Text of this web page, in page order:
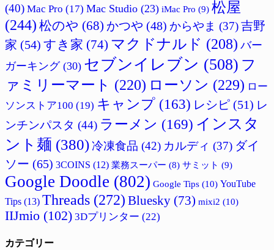
(40) Mac Pro (17) Mac Studio (23) iMac Pro (9) 松屋
(244) 松のや (68) かつや (48) からやま (37)吉野
家 (54) すき家 (74) マクドナルド (208) バー
ガーキング(30) セブンイレブン (508) フ
ァミリーマート (220) ローソン (229) ロー
ソンストア100 (19) キャンプ (163) レシピ (51) レ
ンチンパスタ (44) ラーメン (169) インスタ
ント麺 (380)冷凍食品 (42) カルディ (37) ダイ
ソー (65) 3COINS (12) 業務スーパー (8) サミット (9)
Google Doodle (802) Google Tips (10) YouTube
Tips (13) Threads (272) Bluesky (73) mixi2 (10)
IIJmio (102) 3Dプリンター (22)
カテゴリー